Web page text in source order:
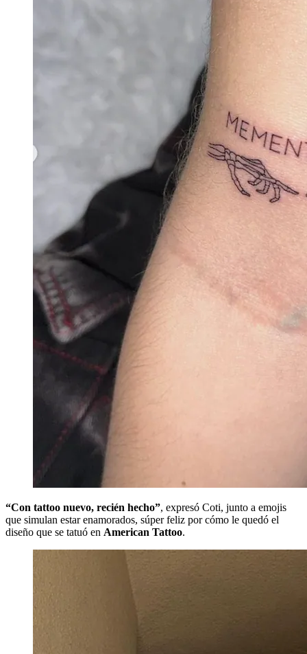
“Con tattoo nuevo, recién hecho”, expresó Coti, junto a emojis
que simulan estar enamorados, súper feliz por cómo le quedó el
diseño que se tatuó en American Tattoo.